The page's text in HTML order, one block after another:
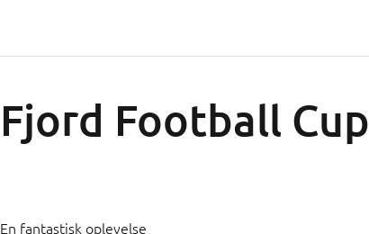
Fjord Football Cup
En fantastisk oplevelse